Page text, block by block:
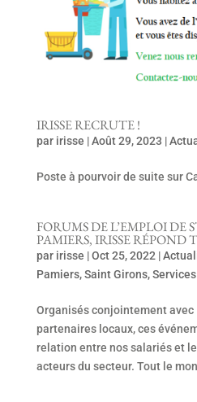
IRISSE RECRUTE !
par irisse |Août 29, 2023 |
Poste à pourvoir de suite sur
FORUMS DE L’EMPLOI DE
PAMIERS, IRISSE RÉPOND
par irisse |Oct 25, 2022 |
Pamiers,Saint Girons,Services
Organisés conjointement avec
partenaires locaux, ces
relation entre nos salariés et
acteurs du secteur. Tout le